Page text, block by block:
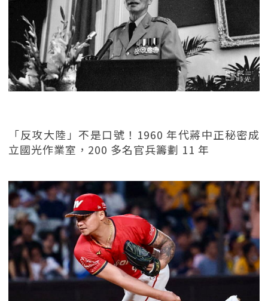
「反攻大陸」不是口號！1960 年代蔣中正秘密成
立國光作業室，200 多名官兵籌劃 11 年